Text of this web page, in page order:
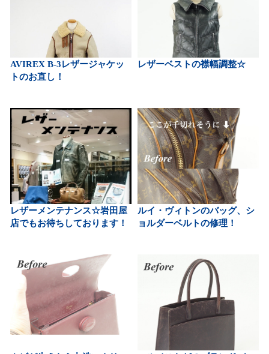
AVIREX B-3レザージャケッ
トのお直し！
レザーベストの襟幅調整☆
レザーメンテナンス☆岩田屋
店でもお待ちしております！
ルイ・ヴィトンのバッグ、シ
ョルダーベルトの修理！